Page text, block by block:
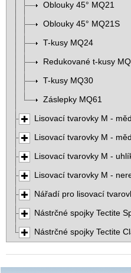
Oblouky 45° MQ21
Oblouky 45° MQ21S
T-kusy MQ24
Redukované t-kusy
T-kusy MQ30
Záslepky MQ61
Lisovací tvarovky M -
Lisovací tvarovky M -
Lisovací tvarovky M -
Lisovací tvarovky M -
Nářadí pro lisovací
Nástrčné spojky Tectite
Nástrčné spojky Tectite